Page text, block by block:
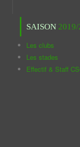
SAISON
Les clubs
Les stades
Effectif & Staff